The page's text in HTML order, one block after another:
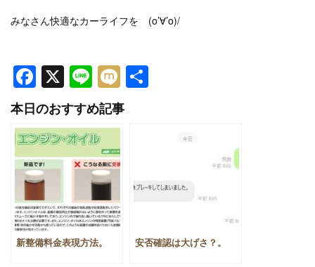
みなさん快適なカーライフを (o’∀’o)/
Facebook
X LineMixi
本日のおすすめ記事
新整備料金表現方法。 安否確認は大げさ？。